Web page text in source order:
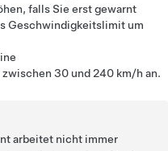
falls Sie erst gewarnt
Geschwindigkeitslimit um
30 und 240 km/h an.
arbeitet nicht immer